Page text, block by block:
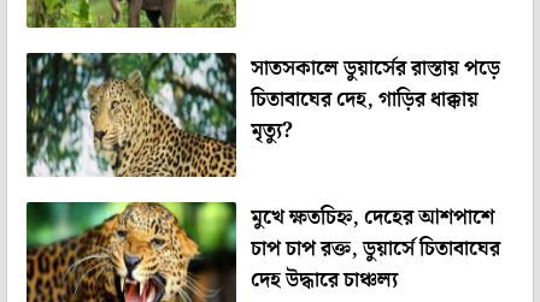
সাতসকালে ডুয়ার্সের রাস্তায় পড়ে
চিতাবাঘের দেহ, গাড়ির ধাক্কায়
মৃত্যু?
মুখে ক্ষতচিহ্ন, দেহের আশপাশে
চাপ চাপ রক্ত, ডুয়ার্সে চিতাবাঘের
দেহ উদ্ধারে চাঞ্চল্য